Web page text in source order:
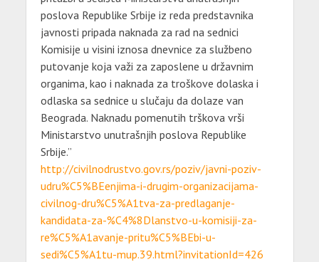
poslova Republike Srbije iz reda predstavnika
javnosti pripada naknada za rad na sednici
Komisije u visini iznosa dnevnice za službeno
putovanje koja važi za zaposlene u državnim
organima, kao i naknada za troškove dolaska i
odlaska sa sednice u slučaju da dolaze van
Beograda. Naknadu pomenutih trškova vrši
Ministarstvo unutrašnjih poslova Republike
Srbije.”
http://civilnodrustvo.gov.rs/poziv/javni-poziv-
udru%C5%BEenjima-i-drugim-organizacijama-
civilnog-dru%C5%A1tva-za-predlaganje-
kandidata-za-%C4%8Dlanstvo-u-komisiji-za-
re%C5%A1avanje-pritu%C5%BEbi-u-
sedi%C5%A1tu-mup.39.html?invitationId=426